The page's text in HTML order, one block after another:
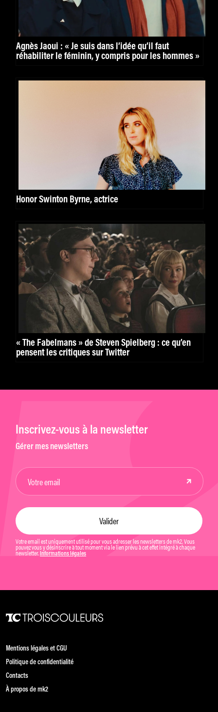
Agnès Jaoui : « Je suis dans l’idée qu’il faut
réhabiliter le féminin, y compris pour les hommes »
Honor Swinton Byrne, actrice
« The Fabelmans » de Steven Spielberg : ce qu’en
pensent les critiques sur Twitter
Inscrivez-vous à la newsletter
Gérer mes newsletters
Votre email est uniquement utilisé pour vous adresser les newsletters de mk2. Vous
pouvez vous y désinscrire à tout moment via le lien prévu à cet effet intégré à chaque
newsletter. Informations légales
Mentions légales et CGU
Politique de confidentialité
Contacts
À propos de mk2